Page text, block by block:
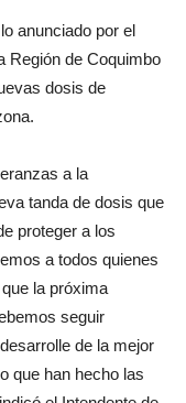
anunciado por el
Región de Coquimbo
dosis de
a la
tanda de dosis que
proteger a los
a todos quienes
la próxima
seguir
de la mejor
que han hecho las